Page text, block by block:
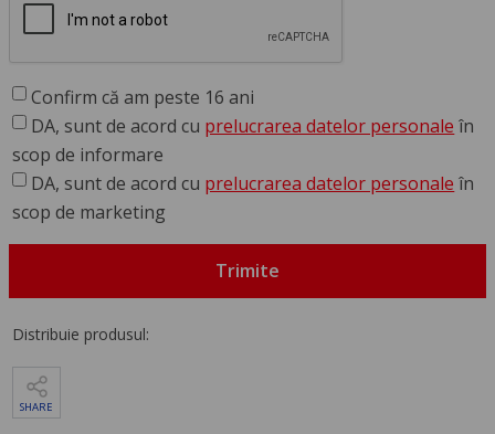
Confirm că am peste 16 ani
DA, sunt de acord cu prelucrarea datelor personale în
scop de informare
DA, sunt de acord cu prelucrarea datelor personale în
scop de marketing
Trimite
Distribuie produsul:
SHARE